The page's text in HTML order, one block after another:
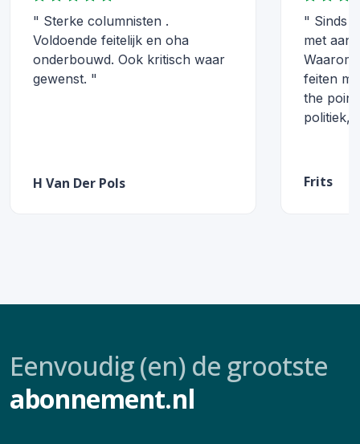
" Sterke columnisten .
Voldoende feitelijk en oha
onderbouwd. Ook kritisch waar
gewenst. "
H Van Der Pols
" Sinds
met
feiten
the
politiek,
Frits
Eenvoudig (en) de grootste
abonnement.nl